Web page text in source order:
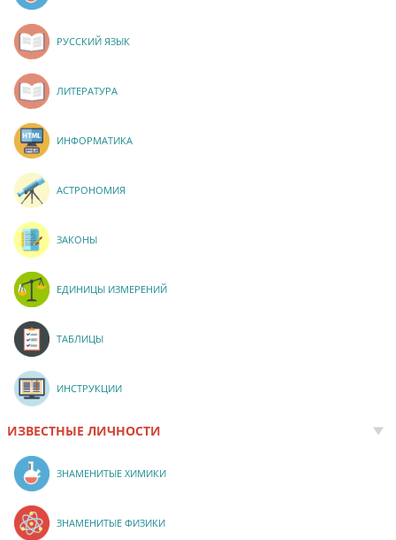
РУССКИЙ ЯЗЫК
ЛИТЕРАТУРА
ИНФОРМАТИКА
АСТРОНОМИЯ
ЗАКОНЫ
ЕДИНИЦЫ ИЗМЕРЕНИЙ
ТАБЛИЦЫ
ИНСТРУКЦИИ
ИЗВЕСТНЫЕ ЛИЧНОСТИ
ЗНАМЕНИТЫЕ ХИМИКИ
ЗНАМЕНИТЫЕ ФИЗИКИ